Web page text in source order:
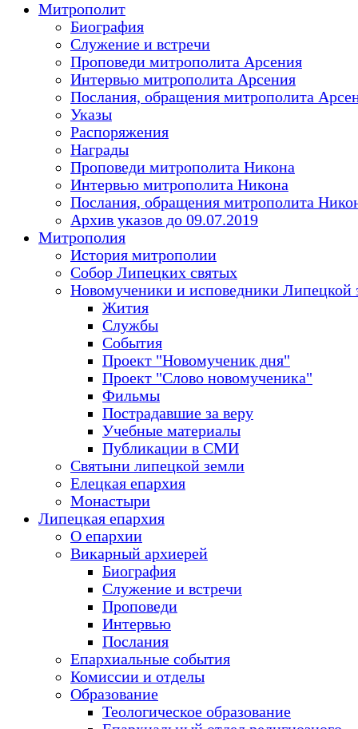
Митрополит
Биография
Служение и встречи
Проповеди митрополита Арсения
Интервью митрополита Арсения
Послания, обращения митрополита
Указы
Распоряжения
Награды
Проповеди митрополита Никона
Интервью митрополита Никона
Послания, обращения митрополита
Архив указов до 09.07.2019
Митрополия
История митрополии
Собор Липецких святых
Новомученики и исповедники Липецкой
Жития
Службы
События
Проект "Новомученик дня"
Проект "Слово новомученика"
Фильмы
Пострадавшие за веру
Учебные материалы
Публикации в СМИ
Святыни липецкой земли
Елецкая епархия
Монастыри
Липецкая епархия
О епархии
Викарный архиерей
Биография
Служение и встречи
Проповеди
Интервью
Послания
Епархиальные события
Комиссии и отделы
Образование
Теологическое образование